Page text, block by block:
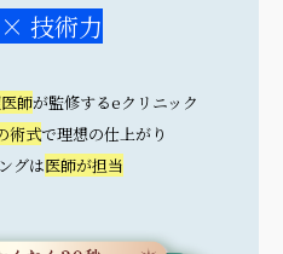
技術力
師が監修するeクリニック
術式で理想の仕上がり
グは医師が担当